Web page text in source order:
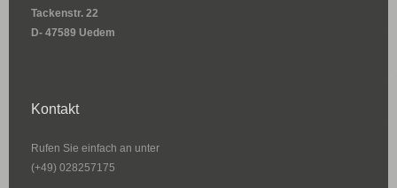
Tackenstr. 22
D- 47589 Uedem
Kontakt
Rufen Sie einfach an unter
(+49) 028257175